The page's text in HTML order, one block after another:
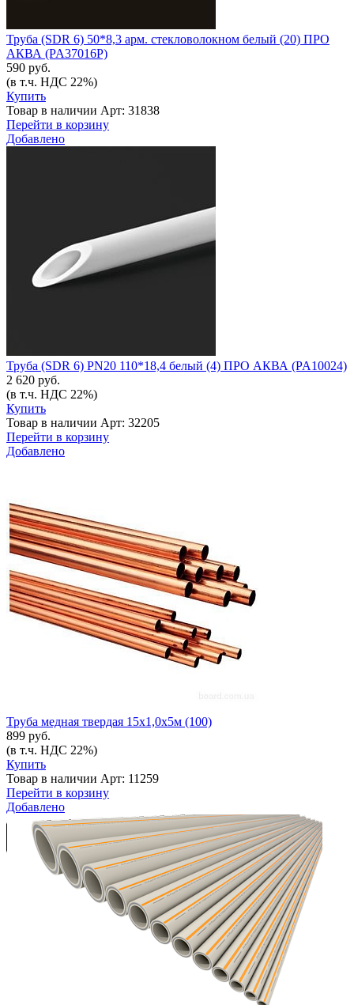
Труба (SDR 6) 50*8,3 арм. стекловолокном белый (20) ПРО
АКВА (PA37016P)
590 руб.
(в т.ч. НДС 22%)
Купить
Товар в наличии Арт: 31838
Перейти в корзину
Добавлено
Труба (SDR 6) PN20 110*18,4 белый (4) ПРО АКВА (PA10024)
2 620 руб.
(в т.ч. НДС 22%)
Купить
Товар в наличии Арт: 32205
Перейти в корзину
Добавлено
Труба медная твердая 15х1,0х5м (100)
899 руб.
(в т.ч. НДС 22%)
Купить
Товар в наличии Арт: 11259
Перейти в корзину
Добавлено